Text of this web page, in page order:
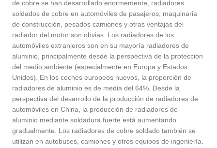
de cobre se han desarrollado enormemente, radiadores
soldados de cobre en automóviles de pasajeros, maquinaria
de construcción, pesados camiones y otras ventajas del
radiador del motor son obvias. Los radiadores de los
automóviles extranjeros son en su mayoría radiadores de
aluminio, principalmente desde la perspectiva de la protección
del medio ambiente (especialmente en Europa y Estados
Unidos). En los coches europeos nuevos, la proporción de
radiadores de aluminio es de media del 64%. Desde la
perspectiva del desarrollo de la producción de radiadores de
automóviles en China, la producción de radiadores de
aluminio mediante soldadura fuerte está aumentando
gradualmente. Los radiadores de cobre soldado también se
utilizan en autobuses, camiones y otros equipos de ingeniería.